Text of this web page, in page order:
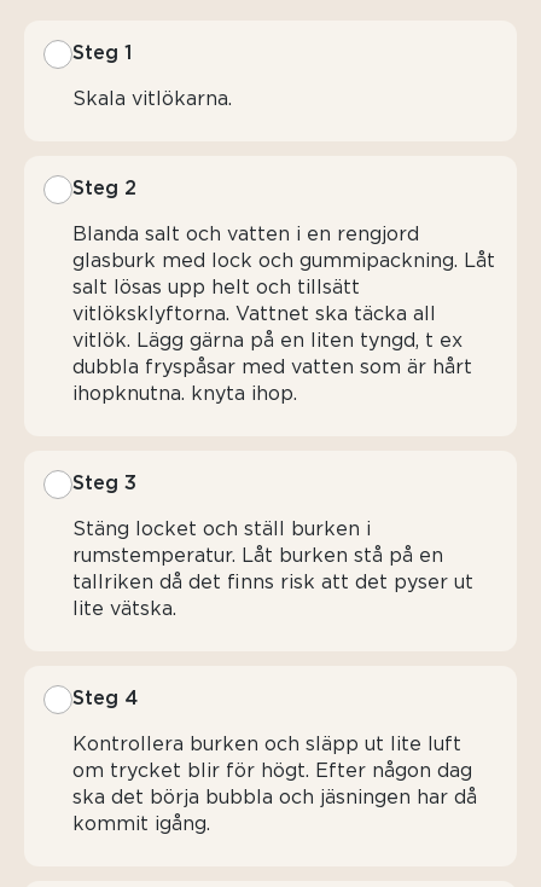
Steg 1
Skala vitlökarna.
Steg 2
Blanda salt och vatten i en rengjord
glasburk med lock och gummipackning. Låt
salt lösas upp helt och tillsätt
vitlöksklyftorna. Vattnet ska täcka all
vitlök. Lägg gärna på en liten tyngd, t ex
dubbla fryspåsar med vatten som är hårt
ihopknutna. knyta ihop.
Steg 3
Stäng locket och ställ burken i
rumstemperatur. Låt burken stå på en
tallriken då det finns risk att det pyser ut
lite vätska.
Steg 4
Kontrollera burken och släpp ut lite luft
om trycket blir för högt. Efter någon dag
ska det börja bubbla och jäsningen har då
kommit igång.